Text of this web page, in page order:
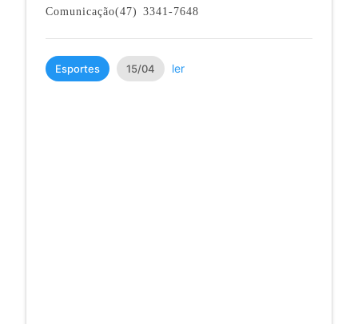
Comunicação(47) 3341-7648
Esportes 15/04 ler